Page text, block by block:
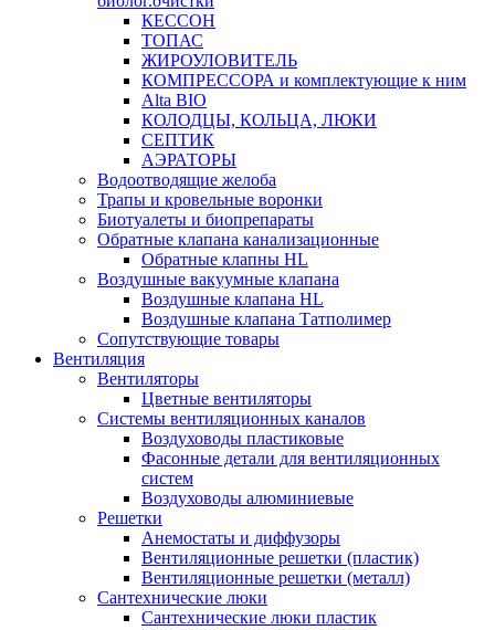
КЕССОН
ТОПАС
ЖИРОУЛОВИТЕЛЬ
КОМПРЕССОРА и комплектующие к ним
Alta BIO
КОЛОДЦЫ, КОЛЬЦА, ЛЮКИ
СЕПТИК
АЭРАТОРЫ
Водоотводящие желоба
Трапы и кровельные воронки
Биотуалеты и биопрепараты
Обратные клапана канализационные
Обратные клапны HL
Воздушные вакуумные клапана
Воздушные клапана HL
Воздушные клапана Татполимер
Сопутствующие товары
Вентиляция
Вентиляторы
Цветные вентиляторы
Системы вентиляционных каналов
Воздуховоды пластиковые
Фасонные детали для вентиляционных
систем
Воздуховоды алюминиевые
Решетки
Анемостаты и диффузоры
Вентиляционные решетки (пластик)
Вентиляционные решетки (металл)
Сантехнические люки
Сантехнические люки пластик